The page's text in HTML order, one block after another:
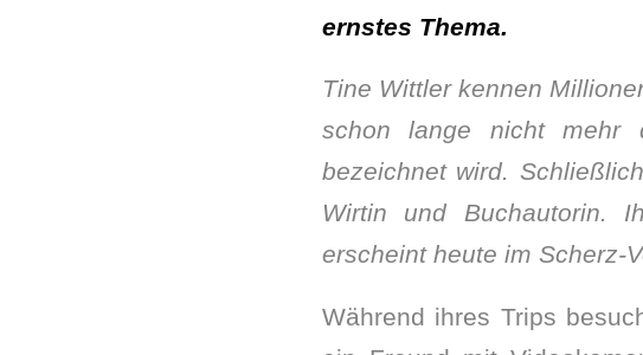
ernstes Thema.
Tine Wittler kennen
schon lange nicht mehr
bezeichnet wird.
Wirtin und Buchautorin.
erscheint heute im Scherz-
Während ihres Trips